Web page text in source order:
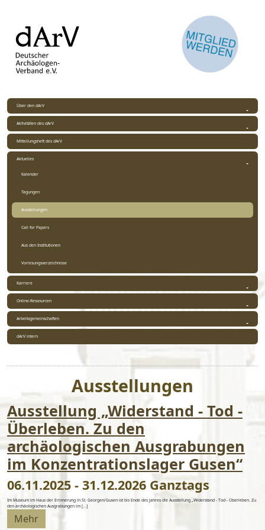
Über den dArV
Aktivitäten des dArV
Mitteilungsheft des dArV
Aktuelles
Kalender
Tagungen
Ausstellungen
Call for Papers
Aus den Institutionen
Vorlesungsverzeichnisse
Karriere
Online-Ressourcen
Arbeitsgemeinschaften
dArV intern
Ausstellungen
Ausstellung „Widerstand - Tod -
Überleben. Zu den
archäologischen Ausgrabungen
im Konzentrationslager Gusen“
06.11.2025 - 31.12.2026 Ganztags
Im Museum im Haus der Erinnerung in St. Georgen/Gusen ist bis Ende des Jahres die Ausstellung „Widerstand - Tod - Überleben. Zu
den archäologischen Ausgrabungen im [...]
Mehr